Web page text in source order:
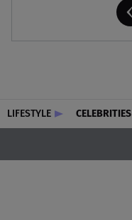
LIFESTYLE CELEBRITIES